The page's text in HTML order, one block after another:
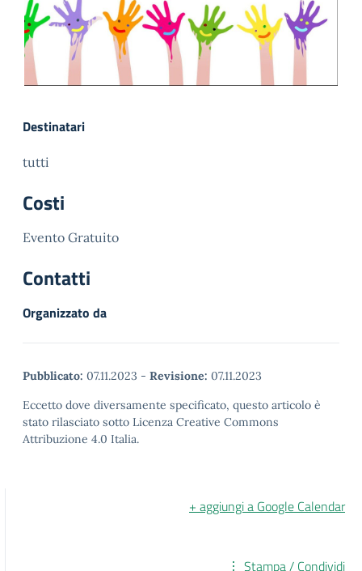
Destinatari
tutti
Costi
Evento Gratuito
Contatti
Organizzato da
Pubblicato: 07.11.2023 - Revisione: 07.11.2023
Eccetto dove diversamente specificato, questo articolo è
stato rilasciato sotto Licenza Creative Commons
Attribuzione 4.0 Italia.
+ aggiungi a Google Calendar
Stampa / Condividi